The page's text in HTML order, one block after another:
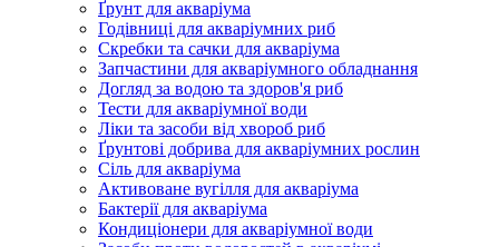
Ґрунт для акваріума
Годівниці для акваріумних риб
Скребки та сачки для акваріума
Запчастини для акваріумного обладнання
Догляд за водою та здоров'я риб
Тести для акваріумної води
Ліки та засоби від хвороб риб
Ґрунтові добрива для акваріумних рослин
Сіль для акваріума
Активоване вугілля для акваріума
Бактерії для акваріума
Кондиціонери для акваріумної води